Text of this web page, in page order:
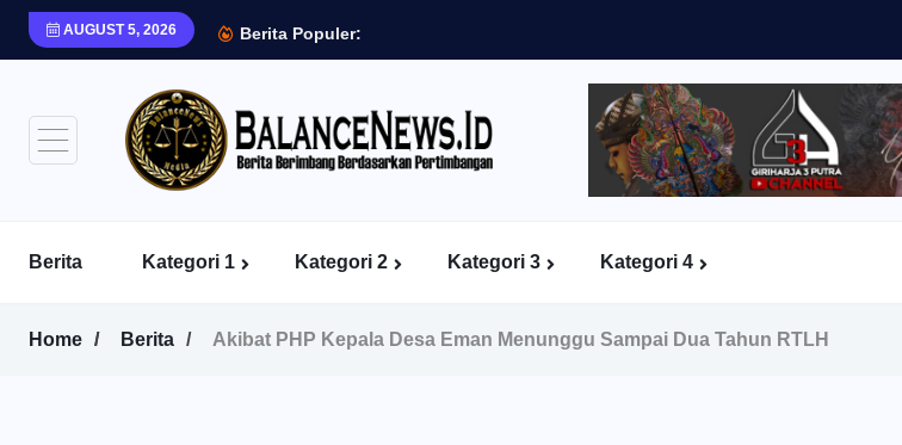
AUGUST 5, 2026 Berita Populer:
Berita Kategori 1 Kategori 2 Kategori 3 Kategori 4
Home Berita Akibat PHP Kepala Desa Eman Menunggu Sampai Dua Tahun RTLH